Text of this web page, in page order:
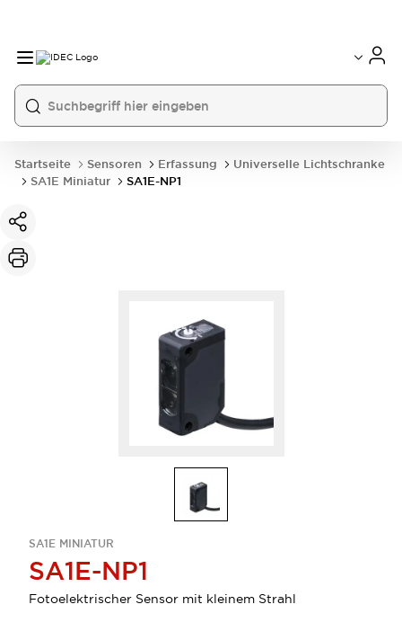
Startseite Sensoren Erfassung
Universelle Lichtschranke
SA1E Miniatur
SA1E-NP1
SA1E MINIATUR
SA1E-NP1
Fotoelektrischer Sensor mit kleinem Strahl